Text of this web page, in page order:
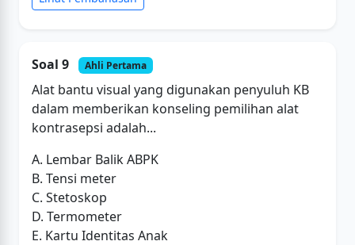
Soal 9 Ahli Pertama
Alat bantu visual yang digunakan penyuluh KB
dalam memberikan konseling pemilihan alat
kontrasepsi adalah...
A. Lembar Balik ABPK
B. Tensi meter
C. Stetoskop
D. Termometer
E. Kartu Identitas Anak